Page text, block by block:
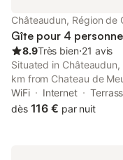
Châteaudun, Région de
Gîte pour 4
8.9Très bien⋅21 avis
Situated in
km from Chateau de
offers air conditioning. It
Chartres and offers
WiFi Internet
dès 116 € par nuit